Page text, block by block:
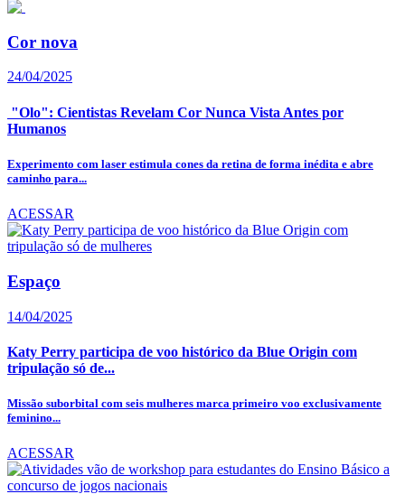
Cor nova
24/04/2025
"Olo": Cientistas Revelam Cor Nunca Vista Antes por
Humanos
Experimento com laser estimula cones da retina de forma inédita e abre
caminho para...
ACESSAR
Espaço
14/04/2025
Katy Perry participa de voo histórico da Blue Origin com
tripulação só de...
Missão suborbital com seis mulheres marca primeiro voo exclusivamente
feminino...
ACESSAR